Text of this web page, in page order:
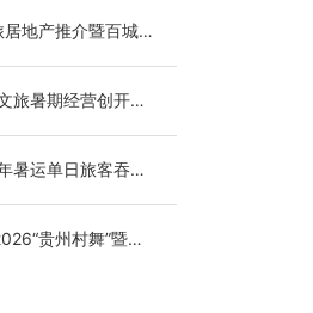
居地产推介暨百城千
旅暑期经营创开门
暑运单日旅客吞吐
贵州村舞”暨望